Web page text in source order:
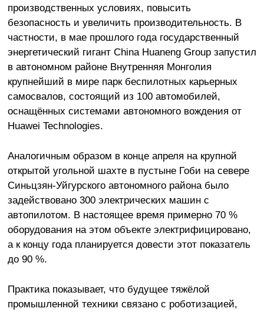
производственных условиях, повысить
безопасность и увеличить производительность. В
частности, в мае прошлого года государственный
энергетический гигант China Huaneng Group запустил
в автономном районе Внутренняя Монголия
крупнейший в мире парк беспилотных карьерных
самосвалов, состоящий из 100 автомобилей,
оснащённых системами автономного вождения от
Huawei Technologies.
Аналогичным образом в конце апреля на крупной
открытой угольной шахте в пустыне Гоби на севере
Синьцзян-Уйгурского автономного района было
задействовано 300 электрических машин с
автопилотом. В настоящее время примерно 70 %
оборудования на этом объекте электрифицировано,
а к концу года планируется довести этот показатель
до 90 %.
Практика показывает, что будущее тяжёлой
промышленной техники связано с роботизацией,